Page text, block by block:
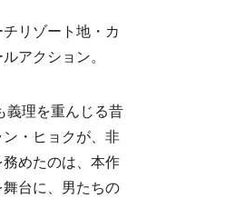
リゾート地・カ
アクション。
義理を重んじる昔
・ヒョクが、非
めたのは、本作
台に、男たちの